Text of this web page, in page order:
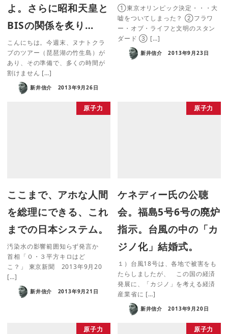
よ。さらに昭和天皇と
BISの関係を炙り…
こんにちは。今週末、ヌナトクラ
ブのツアー（琵琶湖の竹生島）が
あり、その準備で、多くの時間が
割けません […]
新井信介 2013年9月26日
①東京オリンピック決定・・・大
嘘をついてしまった？ ②フラワ
ー・オブ・ライフと文明のスタン
ダード ③ […]
新井信介 2013年9月23日
原子力
ここまで、アホな人間
を総理にできる、これ
までの日本システム。
汚染水の影響範囲知らず発言か
首相「０・３平方キロはど
こ？」 東京新聞 2013年9月20
[…]
新井信介 2013年9月21日
原子力
ケネディー氏の公聴
会。福島5号6号の廃炉
指示。台風の中の「カ
ジノ化」結婚式。
１）台風18号は、各地で被害をも
たらしましたが、 この国の経済
発展に、「カジノ」を考える経済
産業省に […]
新井信介 2013年9月20日
原子力 原子力